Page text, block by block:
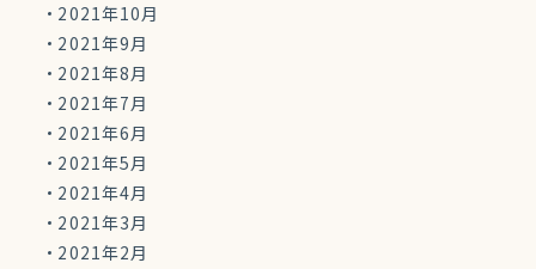
2021年10月
2021年9月
2021年8月
2021年7月
2021年6月
2021年5月
2021年4月
2021年3月
2021年2月